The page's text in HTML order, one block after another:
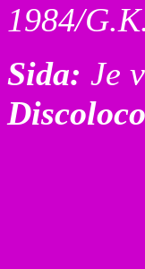
1984/
Sida: Je